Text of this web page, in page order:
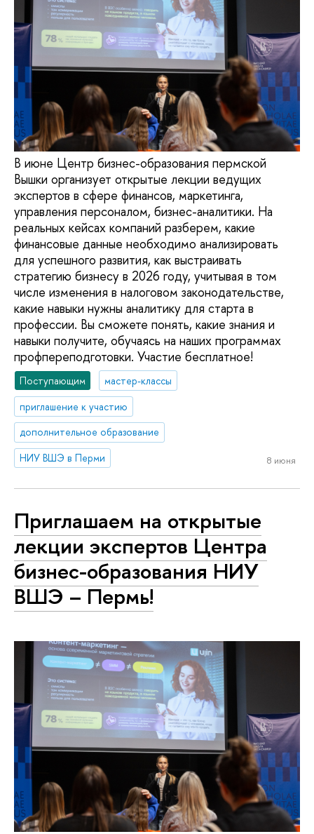
В июне Центр бизнес-образования пермской
Вышки организует открытые лекции ведущих
экспертов в сфере финансов, маркетинга,
управления персоналом, бизнес-аналитики. На
реальных кейсах компаний разберем, какие
финансовые данные необходимо анализировать
для успешного развития, как выстраивать
стратегию бизнесу в 2026 году, учитывая в том
числе изменения в налоговом законодательстве,
какие навыки нужны аналитику для старта в
профессии. Вы сможете понять, какие знания и
навыки получите, обучаясь на наших программах
профпереподготовки. Участие бесплатное!
Поступающим
мастер-классы
приглашение к участию
дополнительное образование
НИУ ВШЭ в Перми
8 июня
Приглашаем на открытые
лекции экспертов Центра
бизнес-образования НИУ
ВШЭ – Пермь!